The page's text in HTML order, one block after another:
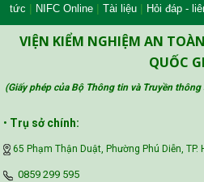
tức | NIFC Online | Tài liệu | Hỏi đáp -
VIỆN KIỂM NGHIỆM AN
QUỐC
(Giấy phép của Bộ Thông tin và Truyền
• Trụ sở chính:
65 Phạm Thận Duật, Phường Phú Diễn, TP.
‪0859 299 595‬